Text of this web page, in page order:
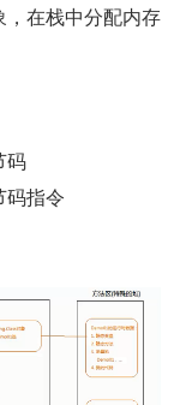
在栈中分配内存
码
码指令